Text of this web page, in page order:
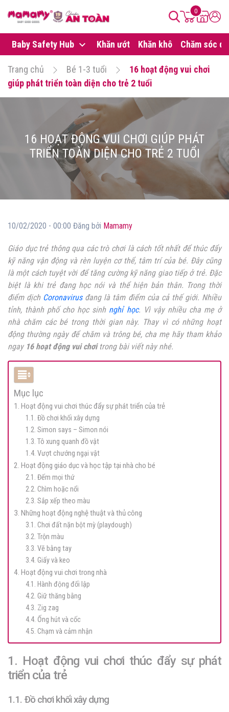
0
Baby Safety Hub Khăn ướt Khăn khô Chăm sóc da
Trang chủ Bé 1-3 tuổi
16 hoạt động vui chơi
giúp phát triển toàn diện cho trẻ 2 tuổi
16 HOẠT ĐỘNG VUI CHƠI GIÚP PHÁT
TRIỂN TOÀN DIỆN CHO TRẺ 2 TUỔI
10/02/2020 - 00:00 Đăng bởi Mamamy
Giáo dục trẻ thông qua các trò chơi là cách tốt nhất để thúc đẩy
kỹ năng vận động và rèn luyện cơ thể, tâm trí của bé. Đây cũng
là một cách tuyệt vời để tăng cường kỹ năng giao tiếp ở trẻ. Đặc
biệt là khi trẻ đang học nói và thể hiện bản thân. Trong thời
điểm dịch Coronavirusđang là tâm điểm của cả thế giới. Nhiều
tỉnh, thành phố cho học sinh nghỉ học. Vì vậy nhiều cha mẹ ở
nhà chăm các bé trong thời gian này. Thay vì có những hoạt
động thường ngày để chăm và trông bé, cha mẹ hãy tham khảo
ngay 16 hoạt động vui chơitrong bài viết này nhé.
Mục lục
1. Hoạt động vui chơi thúc đẩy sự phát triển của trẻ
1.1. Đồ chơi khối xây dựng
1.2. Simon says – Simon nói
1.3. Tô xung quanh đồ vật
1.4. Vượt chướng ngại vật
2. Hoạt động giáo dục và học tập tại nhà cho bé
2.1. Đếm mọi thứ
2.2. Chìm hoặc nổi
2.3. Sắp xếp theo màu
3. Những hoạt động nghệ thuật và thủ công
3.1. Chơi đất nặn bột mỳ (playdough)
3.2. Trộn màu
3.3. Vẽ bằng tay
3.4. Giấy và keo
4. Hoạt động vui chơi trong nhà
4.1. Hành động đối lập
4.2. Giữ thăng bằng
4.3. Zig zag
4.4. Ống hút và cốc
4.5. Chạm và cảm nhận
1. Hoạt động vui chơi thúc đẩy sự phát
triển của trẻ
1.1. Đồ chơi khối xây dựng